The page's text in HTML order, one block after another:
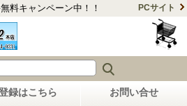
料キャンペーン中！！ PCサイト
録はこちら お問い合せ